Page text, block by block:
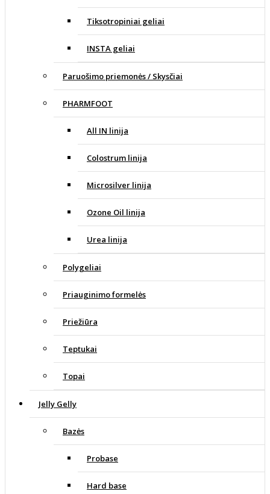
Tiksotropiniai geliai
INSTA geliai
Paruošimo priemonės / Skysčiai
PHARMFOOT
All IN linija
Colostrum linija
Microsilver linija
Ozone Oil linija
Urea linija
Polygeliai
Priauginimo formelės
Priežiūra
Teptukai
Topai
Jelly Gelly
Bazės
Probase
Hard base